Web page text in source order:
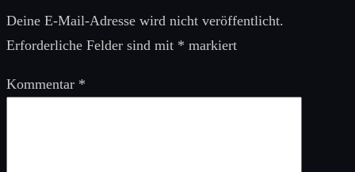
Deine E-Mail-Adresse wird nicht veröffentlicht.
Erforderliche Felder sind mit * markiert
Kommentar *